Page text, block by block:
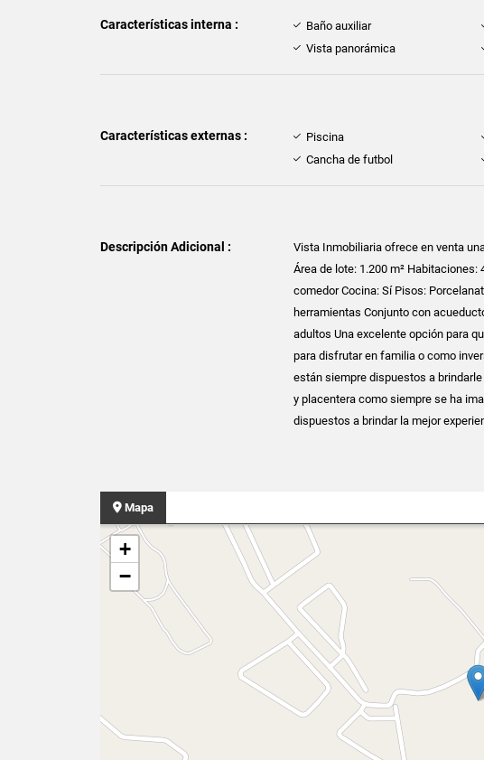
Características interna : Baño auxiliar
Vista panorámica
Características externas : Piscina
Cancha de futbol
Descripción Adicional :
Vista Inmobiliaria ofrece en venta
Área de lote: 1.200 m²
comedor Cocina: Sí Pisos:
herramientas Conjunto con
adultos Una excelente opción para
para disfrutar en familia o como
están siempre dispuestos a
y placentera como siempre se ha
dispuestos a brindar la mejor
Mapa
+
−